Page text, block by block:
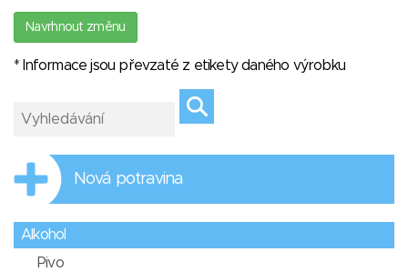
Navrhnout změnu
* Informace jsou převzaté z etikety daného výrobku
Nová potravina
Alkohol
Pivo